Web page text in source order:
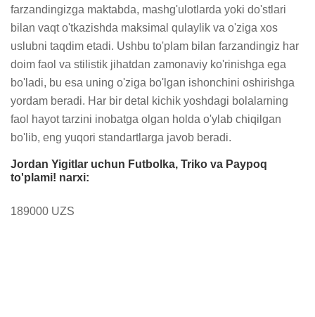
farzandingizga maktabda, mashg'ulotlarda yoki do'stlari
bilan vaqt o'tkazishda maksimal qulaylik va o'ziga xos
uslubni taqdim etadi. Ushbu to'plam bilan farzandingiz har
doim faol va stilistik jihatdan zamonaviy ko'rinishga ega
bo'ladi, bu esa uning o'ziga bo'lgan ishonchini oshirishga
yordam beradi. Har bir detal kichik yoshdagi bolalarning
faol hayot tarzini inobatga olgan holda o'ylab chiqilgan
bo'lib, eng yuqori standartlarga javob beradi.
Jordan Yigitlar uchun Futbolka, Triko va Paypoq
to'plami! narxi:
189000 UZS